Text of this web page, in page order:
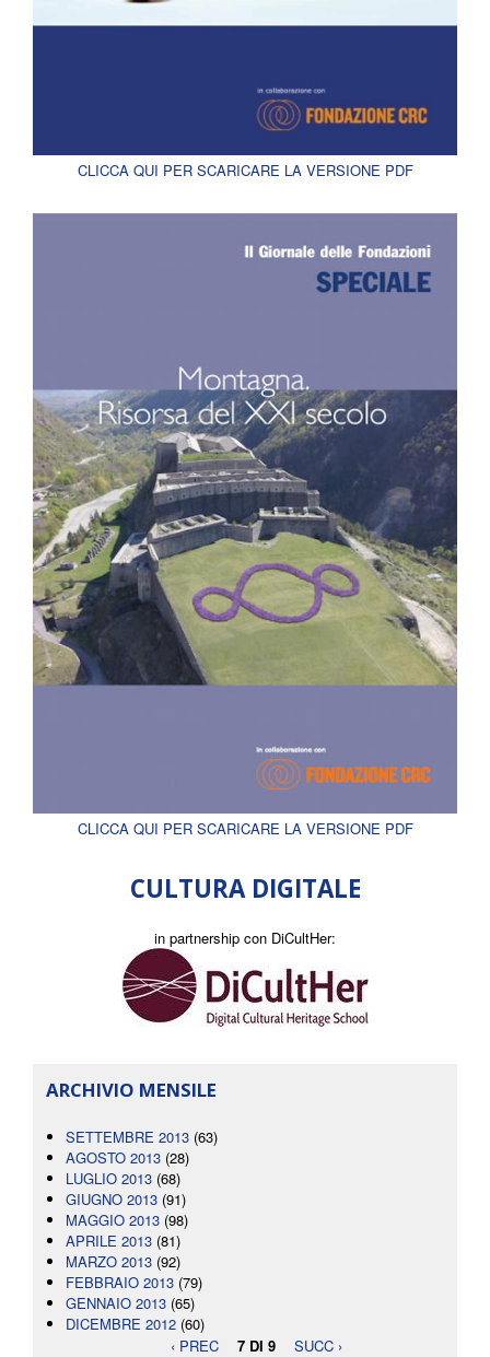
CLICCA QUI PER SCARICARE LA VERSIONE PDF
CLICCA QUI PER SCARICARE LA VERSIONE PDF
CULTURA DIGITALE
in partnership con DiCultHer:
ARCHIVIO MENSILE
SETTEMBRE 2013 (63)
AGOSTO 2013 (28)
LUGLIO 2013 (68)
GIUGNO 2013 (91)
MAGGIO 2013 (98)
APRILE 2013 (81)
MARZO 2013 (92)
FEBBRAIO 2013 (79)
GENNAIO 2013 (65)
DICEMBRE 2012 (60)
‹ PREC
7 DI 9 SUCC ›